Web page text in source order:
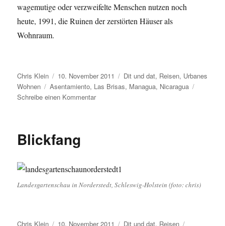
wagemutige oder verzweifelte Menschen nutzen noch
heute, 1991, die Ruinen der zerstörten Häuser als
Wohnraum.
Autor
Chris Klein
Veröffentlicht
am
10. November 2011 Kategorien
Dit und dat, Reisen, Urbanes
Wohnen
Schlagwörter
Asentamiento, Las Brisas, Managua, Nicaragua
Schreibe einen Kommentarzu
Eine
kleine
Zeitreise.
Blickfang
Landesgartenschau in Norderstedt, Schleswig-Holstein (foto: chris)
Autor
Chris Klein
Veröffentlicht
10. November 2011 Kategorien
Dit und dat, Reisen